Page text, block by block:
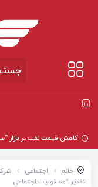
کاهش قیمت نفت در بازار
خانه اجتماعی
تقدیر “مسئولیت اجتماعی